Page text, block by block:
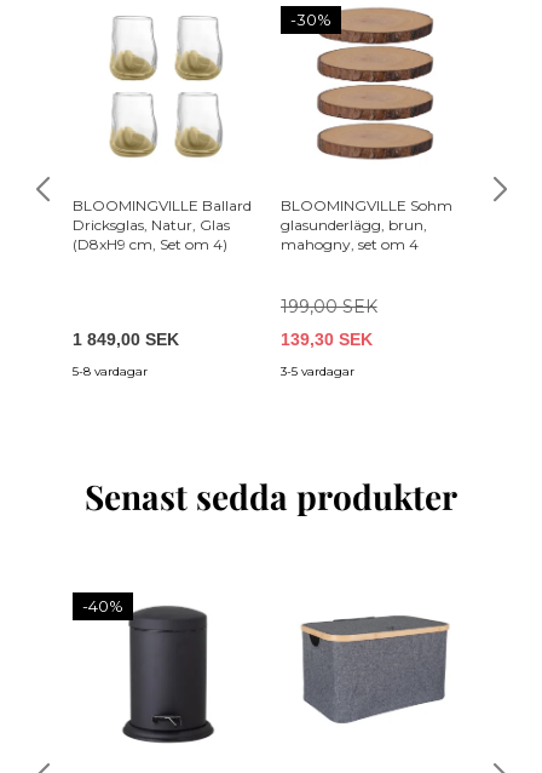
BLOOMINGVILLE Ballard
Dricksglas, Natur, Glas
(D8xH9 cm, Set om 4)
1 849,00 SEK
5-8 vardagar
-30%
BLOOMINGVILLE Sohm
glasunderlägg, brun,
mahogny, set om 4
199,00 SEK
139,30 SEK
3-5 vardagar
KAVE
Senast sedda produkter
-40%